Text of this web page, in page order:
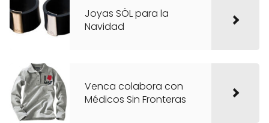
Joyas SÖL para la
Navidad
Venca colabora con
Médicos Sin Fronteras